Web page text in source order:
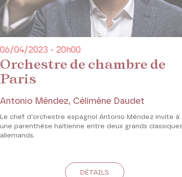
Orchestre de chambre de
Paris
06/04/2023 - 20h00
Antonio Méndez, Célimène Daudet
Le chef d'orchestre espagnol Antonio Méndez invite à
une parenthèse haïtienne entre deux grands classiques
allemands.
DÉTAILS